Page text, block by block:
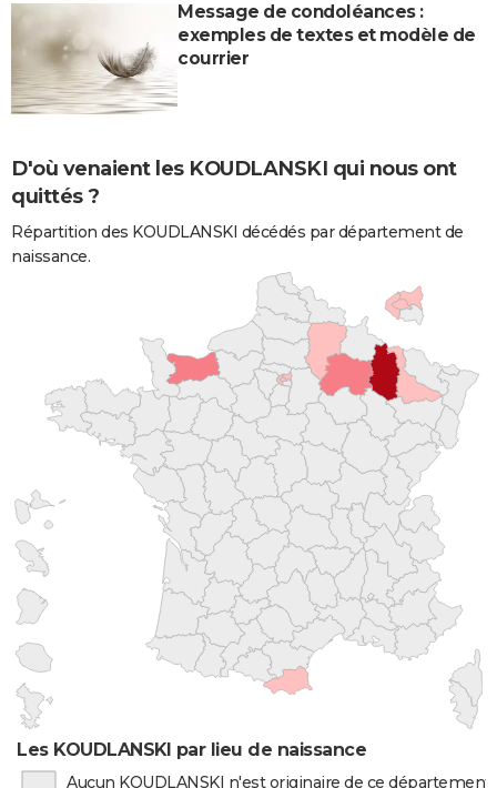
Message de condoléances :
exemples de textes et modèle de
courrier
D'où venaient les KOUDLANSKI qui nous ont
quittés ?
Répartition des KOUDLANSKI décédés par département de
naissance.
Les KOUDLANSKI par lieu de naissance
Aucun KOUDLANSKI n'est originaire de ce département